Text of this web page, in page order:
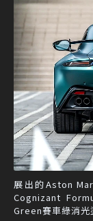
展出的Aston
Cognizant
Green賽車綠消